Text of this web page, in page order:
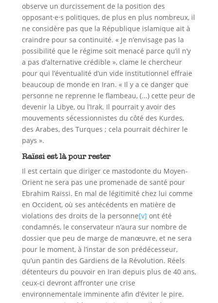
observe un durcissement de la position des
opposant·e·s politiques, de plus en plus nombreux, il
ne considère pas que la République islamique ait à
craindre pour sa continuité. « Je n’envisage pas la
possibilité que le régime soit menacé parce qu’il n’y
a pas d’alternative crédible », clame le chercheur
pour qui l’éventualité d’un vide institutionnel effraie
beaucoup de monde en Iran. « Il y a ce danger que
personne ne reprenne le flambeau, (...) cette peur de
devenir la Libye, ou l’Irak. Il pourrait y avoir des
mouvements sécessionnistes du côté des Kurdes,
des Arabes, des Turques ; cela pourrait déchirer le
pays ».
Raïssi est là pour rester
Il est certain que diriger ce mastodonte du Moyen-
Orient ne sera pas une promenade de santé pour
Ebrahim Raïssi. En mal de légitimité chez lui comme
en Occident, où ses antécédents en matière de
violations des droits de la personne[v] ont été
condamnés, le conservateur n’aura sur nombre de
dossier que peu de marge de manœuvre, et ne sera
pour le moment, à l’instar de son prédécesseur,
qu’un pantin des Gardiens de la Révolution. Réels
détenteurs du pouvoir en Iran depuis plus de 40 ans,
ceux-ci devront affronter une crise
environnementale imminente afin d’éviter le pire.